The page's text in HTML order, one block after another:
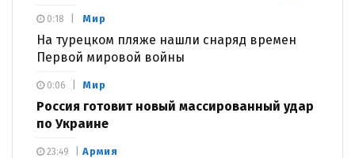
Мир
На турецком пляже нашли снаряд времен
Первой мировой войны
0:18
Мир
Россия готовит новый массированный удар
по Украине
0:06
Армия
23:49